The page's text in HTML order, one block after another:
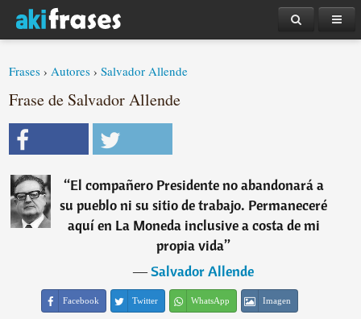
Frases ›Autores ›Salvador Allende
Frase de Salvador Allende
“El compañero Presidente no abandonará a
su pueblo ni su sitio de trabajo. Permaneceré
aquí en La Moneda inclusive a costa de mi
propia vida”
―Salvador Allende
Facebook Twitter WhatsApp Imagen